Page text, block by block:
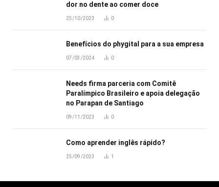
dor no dente ao comer doce
25/10/2023 0
Benefícios do phygital para a sua empresa
07/03/2024 0
Needs firma parceria com Comitê
Paralímpico Brasileiro e apoia delegação
no Parapan de Santiago
09/11/2023 0
Como aprender inglês rápido?
25/09/2023 1